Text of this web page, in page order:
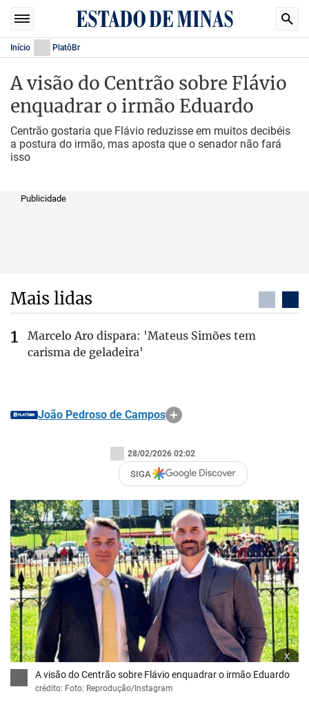
Início PlatôBr
A visão do Centrão sobre Flávio
enquadrar o irmão Eduardo
Centrão gostaria que Flávio reduzisse em muitos decibéis
a postura do irmão, mas aposta que o senador não fará
isso
Publicidade
Mais lidas
Marcelo Aro dispara: 'Mateus Simões tem
carisma de geladeira'
João Pedroso de Campos
28/02/2026 02:02
SIGA
x
A visão do Centrão sobre Flávio enquadrar o irmão Eduardo
crédito: Foto: Reprodução/Instagram